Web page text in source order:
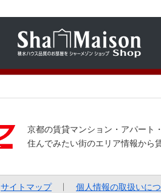
京都の賃貸マンション・アパート
住んでみたい街のエリア情報から
サイトマップ 個人情報の取扱いに